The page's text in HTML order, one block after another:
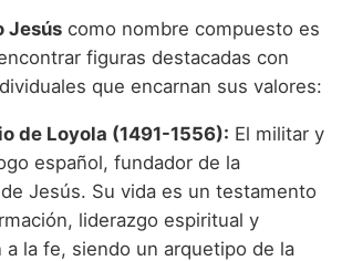
Jesús como nombre compuesto es
figuras destacadas con
que encarnan sus valores:
de Loyola (1491-1556): El militar y
español, fundador de la
Jesús. Su vida es un testamento
liderazgo espiritual y
a la fe, siendo un arquetipo de la